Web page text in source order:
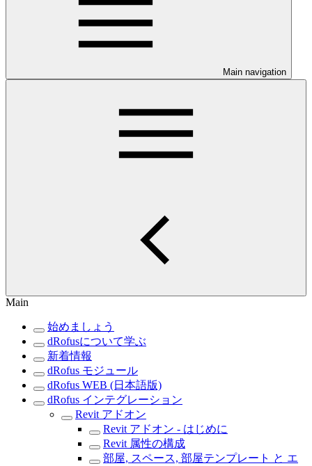
Main navigation
Main
始めましょう
dRofusについて学ぶ
新着情報
dRofus モジュール
dRofus WEB (日本語版)
dRofus インテグレーション
Revit アドオン
Revit アドオン - はじめに
Revit 属性の構成
部屋, スペース, 部屋テンプレート と エ